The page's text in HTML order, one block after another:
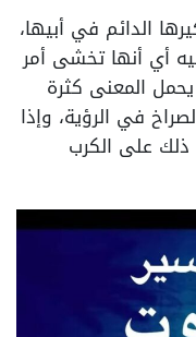
الدائم في أبيها،
أي أنها تخشى أمر
المعنى كثرة
في الرؤية، وإذا
على الكرب